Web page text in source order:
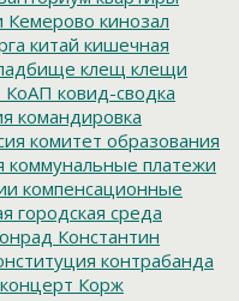
Кемерово кинозал
китай кишечная
клещ клещи
КоАП ковид-сводка
командировка
комитет образования
коммунальные платежи
компенсационные
городская среда
Константин
контрабанда
концерт Корж